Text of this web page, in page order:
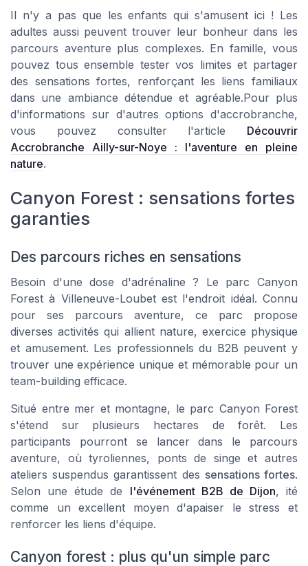
Il n'y a pas que les enfants qui s'amusent ici ! Les
adultes aussi peuvent trouver leur bonheur dans les
parcours aventure plus complexes. En famille, vous
pouvez tous ensemble tester vos limites et partager
des sensations fortes, renforçant les liens familiaux
dans une ambiance détendue et agréable.Pour plus
d'informations sur d'autres options d'accrobranche,
vous pouvez consulter l'article Découvrir
Accrobranche Ailly-sur-Noye : l'aventure en pleine
nature.
Canyon Forest : sensations fortes
garanties
Des parcours riches en sensations
Besoin d'une dose d'adrénaline ? Le parc Canyon
Forest à Villeneuve-Loubet est l'endroit idéal. Connu
pour ses parcours aventure, ce parc propose
diverses activités qui allient nature, exercice physique
et amusement. Les professionnels du B2B peuvent y
trouver une expérience unique et mémorable pour un
team-building efficace.
Situé entre mer et montagne, le parc Canyon Forest
s'étend sur plusieurs hectares de forêt. Les
participants pourront se lancer dans le parcours
aventure, où tyroliennes, ponts de singe et autres
ateliers suspendus garantissent des sensations fortes.
Selon une étude de l'événement B2B de Dijon, ité
comme un excellent moyen d'apaiser le stress et
renforcer les liens d'équipe.
Canyon forest : plus qu'un simple parc